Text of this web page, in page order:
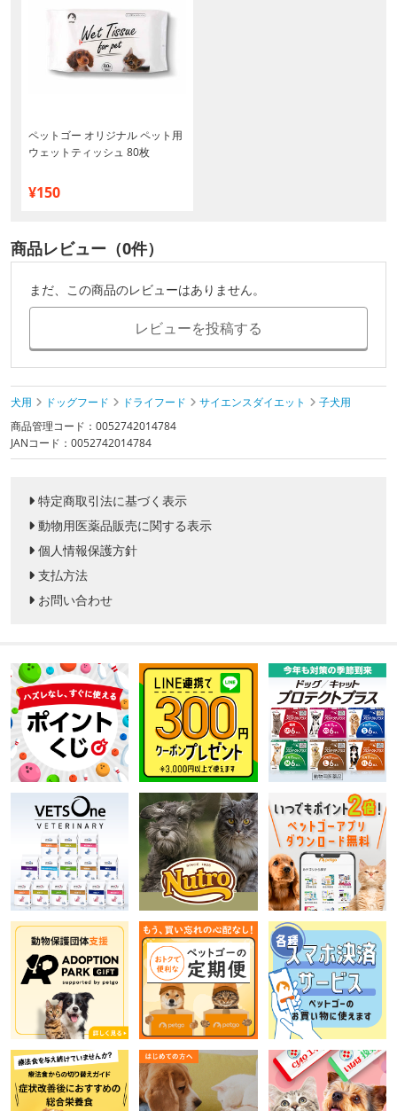
ペットゴー オリジナル ペット用
ウェットティッシュ 80枚
¥150
商品レビュー（0件）
まだ、この商品のレビューはありません。
レビューを投稿する
犬用 ドッグフード ドライフード サイエンスダイエット
子犬用
商品管理コード：0052742014784
JANコード：0052742014784
特定商取引法に基づく表示
動物用医薬品販売に関する表示
個人情報保護方針
支払方法
お問い合わせ